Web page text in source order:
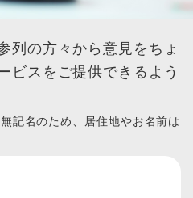
列の方々から意見をちょ
ビスをご提供できるよう
記名のため、居住地やお名前は